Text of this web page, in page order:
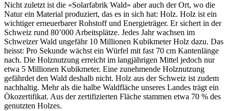
Nicht zuletzt ist die «Solarfabrik Wald» aber auch der Ort, wo die
Natur ein Material produziert, das es in sich hat: Holz. Holz ist ein
wichtiger erneuerbarer Rohstoff und Energieträger. Er sichert in der
Schweiz rund 80’000 Arbeitsplätze. Jedes Jahr wachsen im
Schweizer Wald ungefähr 10 Millionen Kubikmeter Holz dazu. Das
heisst: Pro Sekunde wächst ein Würfel mit fast 70 cm Kantenlänge
nach. Die Holznutzung erreicht im langjährigen Mittel jedoch nur
etwa 5 Millionen Kubikmeter. Eine zunehmende Holznutzung
gefährdet den Wald deshalb nicht. Holz aus der Schweiz ist zudem
nachhaltig. Mehr als die halbe Waldfläche unseres Landes trägt ein
Ökozertifikat. Aus der zertifizierten Fläche stammen etwa 70 % des
genutzten Holzes.